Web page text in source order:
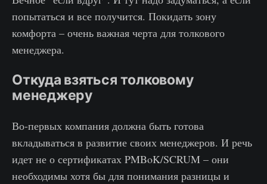
попытаться и все получится. Покидать зону
комфорта – очень важная черта для толкового
менеджера.
Откуда взяться толковому
менеджеру
Во-первых компания должна быть готова
вкладываться в развитие своих менеджеров. И речь
идет не о сертификатах PMBoK/SCRUM – они
необходимы хотя бы для понимания разницы и